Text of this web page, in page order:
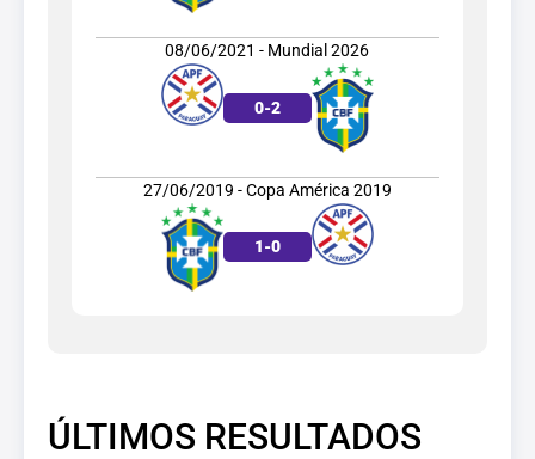
08/06/2021 - Mundial 2026
0-2
27/06/2019 - Copa América 2019
1-0
ÚLTIMOS RESULTADOS